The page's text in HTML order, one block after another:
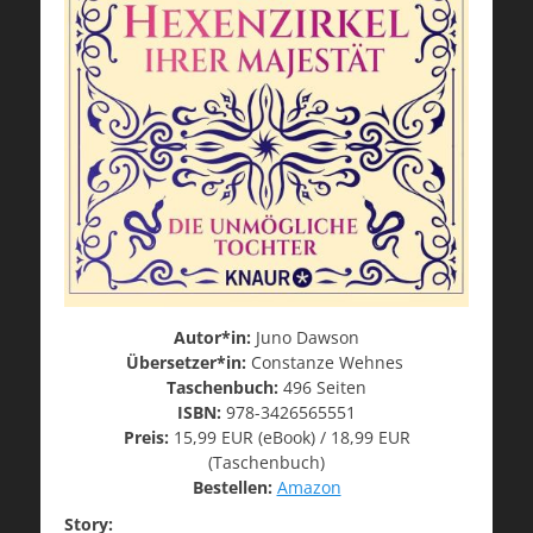
Autor*in: Juno Dawson
Übersetzer*in: Constanze Wehnes
Taschenbuch: 496 Seiten
ISBN: 978-3426565551
Preis: 15,99 EUR (eBook) / 18,99 EUR
(Taschenbuch)
Bestellen: Amazon
Story: